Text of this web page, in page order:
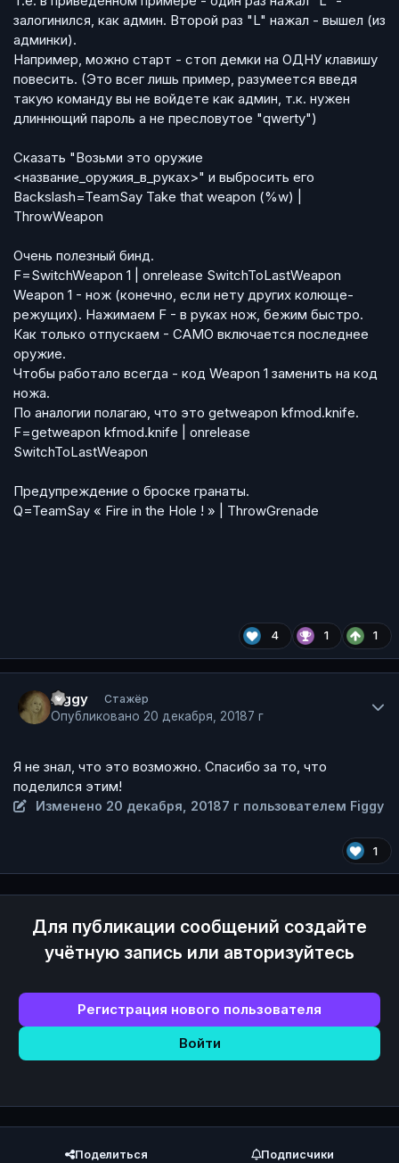
залогинился, как админ. Второй раз "L" нажал - вышел (из
админки).
Например, можно старт - стоп демки на ОДНУ клавишу
повесить. (Это всег лишь пример, разумеется введя
такую команду вы не войдете как админ, т.к. нужен
длиннющий пароль а не пресловутое "qwerty")
Сказать "Возьми это оружие
<название_оружия_в_руках>" и выбросить его
Backslash=TeamSay Take that weapon (%w) |
ThrowWeapon
Очень полезный бинд.
F=SwitchWeapon 1 | onrelease SwitchToLastWeapon
Weapon 1 - нож (конечно, если нету других колюще-
режущих). Нажимаем F - в руках нож, бежим быстро.
Как только отпускаем - САМО включается последнее
оружие.
Чтобы работало всегда - код Weapon 1 заменить на код
ножа.
По аналогии полагаю, что это getweapon kfmod.knife.
F=getweapon kfmod.knife | onrelease
SwitchToLastWeapon
Предупреждение о броске гранаты.
Q=TeamSay « Fire in the Hole ! » | ThrowGrenade
4 1 1
Figgy Стажёр
Опубликовано 20 декабря, 20187 г
Я не знал, что это возможно. Спасибо за то, что
поделился этим!
Изменено 20 декабря, 20187 г пользователем Figgy
1
Для публикации сообщений создайте
учётную запись или авторизуйтесь
Регистрация нового пользователя
Войти
Поделиться Подписчики